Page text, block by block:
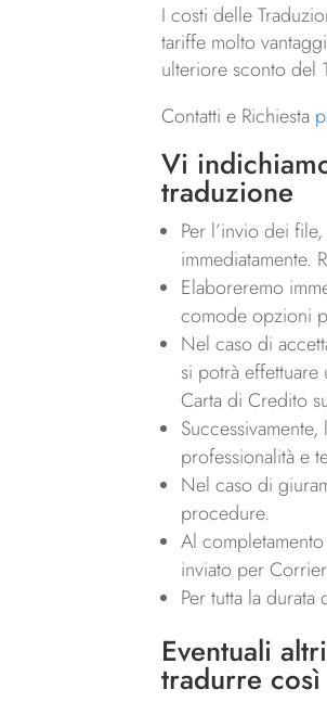
I costi delle
tariffe molto
ulteriore sconto del
Contatti e Richiesta
Vi
traduzione
Per l’invio dei
immediatamente.
Elaboreremo
comode opzioni
Nel caso di
si potrà
Carta di Credito
professionalità e
Nel caso di
procedure.
Al
inviato per
Per tutta la
Eventuali
tradurre